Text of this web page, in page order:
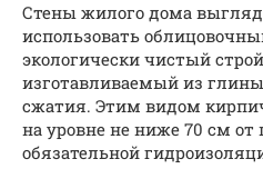
Стены жилого дома
использовать
экологически чистый
изготавливаемый из
сжатия. Этим видом
на уровне не ниже 70 см от
обязательной